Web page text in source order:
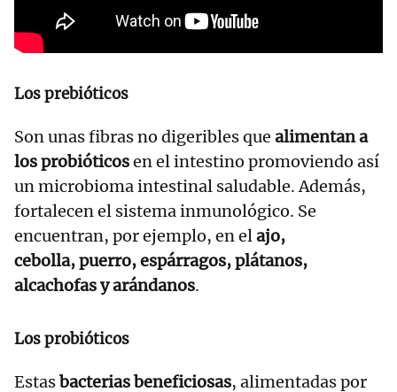
Los prebióticos
Son unas fibras no digeribles que alimentan a
los probióticosen el intestino promoviendo así
un microbioma intestinal saludable. Además,
fortalecen el sistema inmunológico. Se
encuentran, por ejemplo, en elajo,
cebolla, puerro, espárragos, plátanos,
alcachofas y arándanos.
Los probióticos
Estasbacterias beneficiosas, alimentadas por